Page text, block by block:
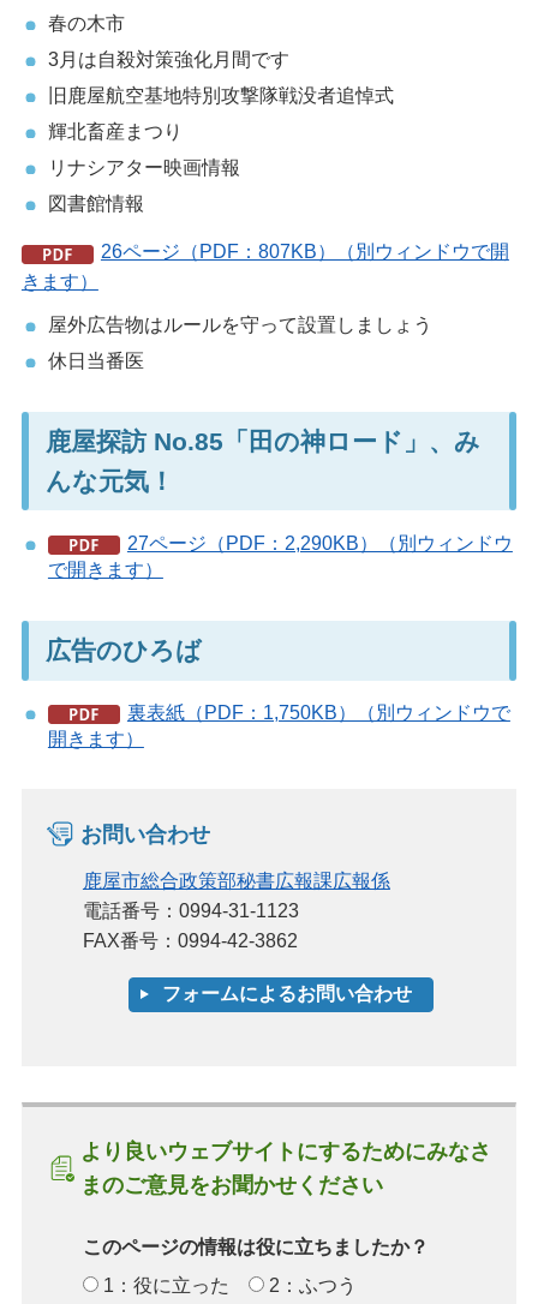
春の木市
3月は自殺対策強化月間です
旧鹿屋航空基地特別攻撃隊戦没者追悼式
輝北畜産まつり
リナシアター映画情報
図書館情報
26ページ（PDF：807KB）（別ウィンドウで開
きます）
屋外広告物はルールを守って設置しましょう
休日当番医
鹿屋探訪 No.85「田の神ロード」、み
んな元気！
27ページ（PDF：2,290KB）（別ウィンドウ
で開きます）
広告のひろば
裏表紙（PDF：1,750KB）（別ウィンドウで
開きます）
お問い合わせ
鹿屋市総合政策部秘書広報課広報係
電話番号：0994-31-1123
FAX番号：0994-42-3862
より良いウェブサイトにするためにみなさ
まのご意見をお聞かせください
このページの情報は役に立ちましたか？
1：役に立った
2：ふつう